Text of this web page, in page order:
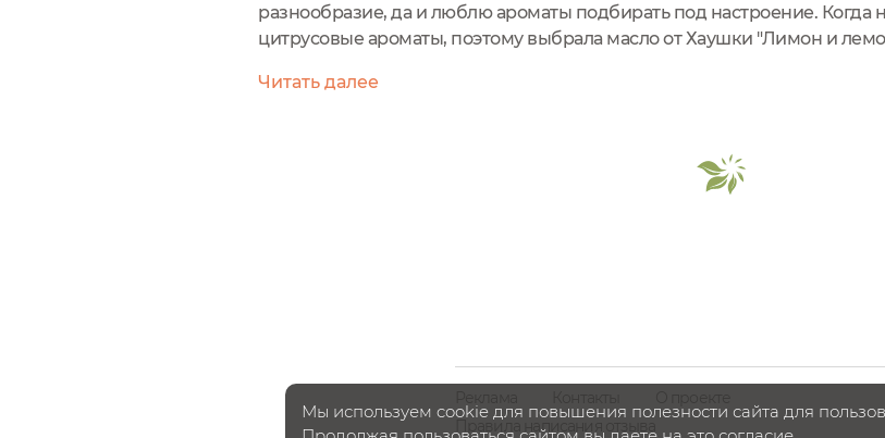
разнообразие, да и люблю ароматы подбирать под настроение.
цитрусовые ароматы, поэтому выбрала масло от Хаушки "Лимон и
производителем как подтягивающее кожу....
Читать далее
Правила написания отзыва
Мы используем cookie для повышения полезности сайта для